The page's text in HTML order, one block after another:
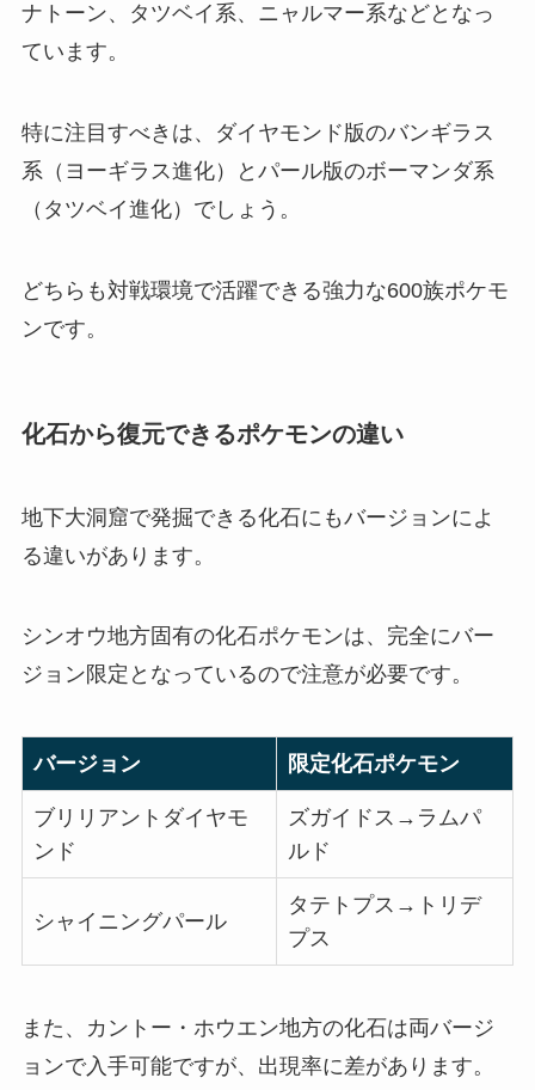
ナトーン、タツベイ系、ニャルマー系などとなっ
ています。
特に注目すべきは、ダイヤモンド版のバンギラス
系（ヨーギラス進化）とパール版のボーマンダ系
（タツベイ進化）でしょう。
どちらも対戦環境で活躍できる強力な600族ポケモ
ンです。
化石から復元できるポケモンの違い
地下大洞窟で発掘できる化石にもバージョンによ
る違いがあります。
シンオウ地方固有の化石ポケモンは、完全にバー
ジョン限定となっているので注意が必要です。
バージョン 限定化石ポケモン
ブリリアントダイヤモ
ンド
ズガイドス→ラムパ
ルド
シャイニングパール
タテトプス→トリデ
プス
また、カントー・ホウエン地方の化石は両バージ
ョンで入手可能ですが、出現率に差があります。